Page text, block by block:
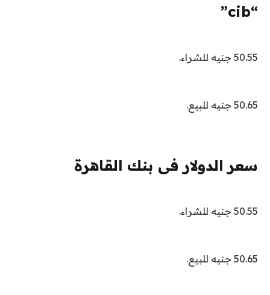
“cib”
50.55 جنيه للشراء.
50.65 جنيه للبيع.
سعر الدولار فى بنك القاهرة
50.55 جنيه للشراء.
50.65 جنيه للبيع.